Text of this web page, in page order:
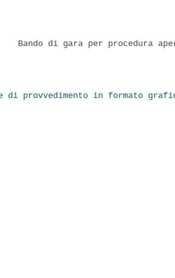
Bando di gara per procedura
di provvedimento in formato